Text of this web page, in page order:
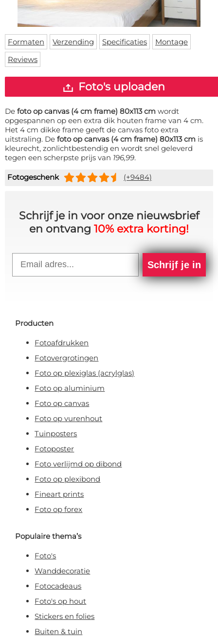
Deurmat
Skateboard deck
Over ons
Levertijden
Inloggen
WhatsApp
Formaten Verzending Specificaties
Montage
Reviews
Foto's uploaden
De foto op canvas (4 cm frame) 80x113 cm wordt
opgespannen op een extra dik houten frame van 4 cm.
Het 4 cm dikke frame geeft de canvas foto extra
uitstraling. De foto op canvas (4 cm frame) 80x113 cm is
kleurecht, zonlichtbestendig en wordt snel geleverd
tegen een scherpste prijs van 196,99.
Fotogeschenk (+9484)
Schrijf je in voor onze nieuwsbrief
en ontvang 10% extra korting!
Schrijf je in
Producten
Fotoafdrukken
Fotovergrotingen
Foto op plexiglas (acrylglas)
Foto op aluminium
Foto op canvas
Foto op vurenhout
Tuinposters
Fotoposter
Foto verlijmd op dibond
Foto op plexibond
Fineart prints
Foto op forex
Populaire thema’s
Foto's
Wanddecoratie
Fotocadeaus
Foto's op hout
Stickers en folies
Buiten & tuin